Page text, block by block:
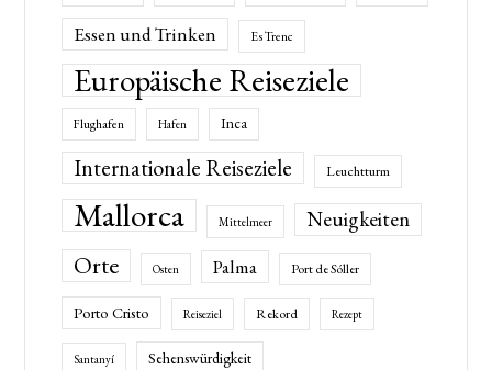
Essen und Trinken Es Trenc
Europäische Reiseziele
Flughafen Hafen Inca
Internationale Reiseziele Leuchtturm
Mallorca Mittelmeer Neuigkeiten
Orte Osten Palma Port de Sóller
Porto Cristo Reiseziel Rekord Rezept
Santanyí Sehenswürdigkeit